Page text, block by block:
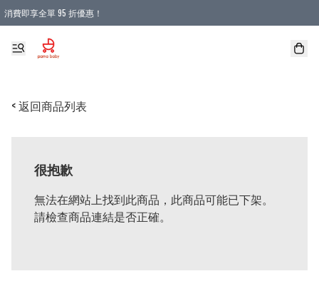
消費即享全單 95 折優惠！
購物滿 HKD 900.00即享免運費優惠！（適用於 本地送貨、本地取貨 )
< 返回商品列表
很抱歉
無法在網站上找到此商品，此商品可能已下架。
請檢查商品連結是否正確。